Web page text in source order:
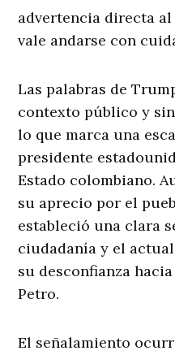
advertencia directa al
vale andarse con
Las palabras de
contexto público y
lo que marca una
presidente
Estado colombiano.
su aprecio por el
estableció una clara
ciudadanía y el
su desconfianza
Petro.
El señalamiento